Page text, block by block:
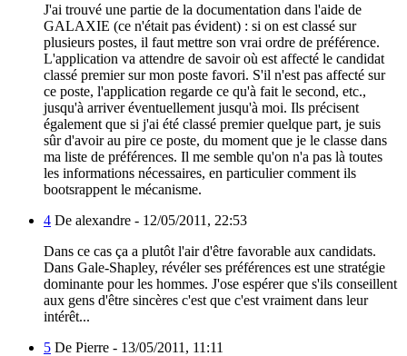
J'ai trouvé une partie de la documentation dans l'aide de
GALAXIE (ce n'était pas évident) : si on est classé sur
plusieurs postes, il faut mettre son vrai ordre de préférence.
L'application va attendre de savoir où est affecté le candidat
classé premier sur mon poste favori. S'il n'est pas affecté sur
ce poste, l'application regarde ce qu'à fait le second, etc.,
jusqu'à arriver éventuellement jusqu'à moi. Ils précisent
également que si j'ai été classé premier quelque part, je suis
sûr d'avoir au pire ce poste, du moment que je le classe dans
ma liste de préférences. Il me semble qu'on n'a pas là toutes
les informations nécessaires, en particulier comment ils
bootsrappent le mécanisme.
4 De alexandre - 12/05/2011, 22:53
Dans ce cas ça a plutôt l'air d'être favorable aux candidats.
Dans Gale-Shapley, révéler ses préférences est une stratégie
dominante pour les hommes. J'ose espérer que s'ils conseillent
aux gens d'être sincères c'est que c'est vraiment dans leur
intérêt...
5 De Pierre - 13/05/2011, 11:11